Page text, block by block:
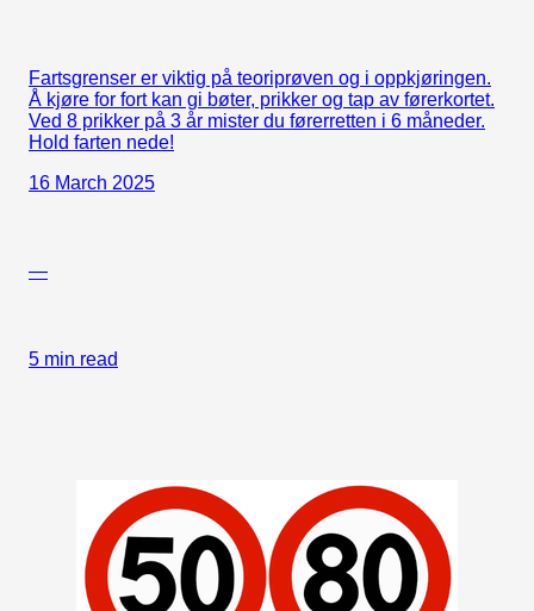
Fartsgrenser er viktig på teoriprøven og i oppkjøringen.
Å kjøre for fort kan gi bøter, prikker og tap av førerkortet.
Ved 8 prikker på 3 år mister du førerretten i 6 måneder.
Hold farten nede!
16 March 2025
—
5 min read